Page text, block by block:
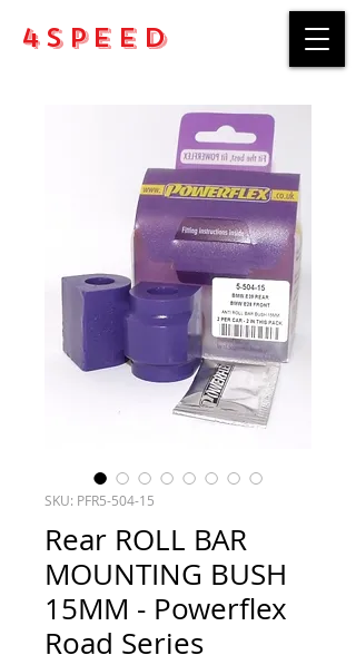
4Speed
SKU: PFR5-504-15
Rear ROLL BAR
MOUNTING BUSH
15MM - Powerflex
Road Series